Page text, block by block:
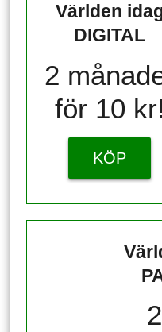
Världen
DIGITAL
2
för 10 kr!
KÖP